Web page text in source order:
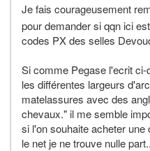
Je fais courageusement
pour demander si qqn ici
codes PX des selles
Si comme Pegase l'ecrit
les différentes largeurs
matelassures avec des
chevaux." il me semble
si l'on souhaite acheter
le net je ne trouve nulle